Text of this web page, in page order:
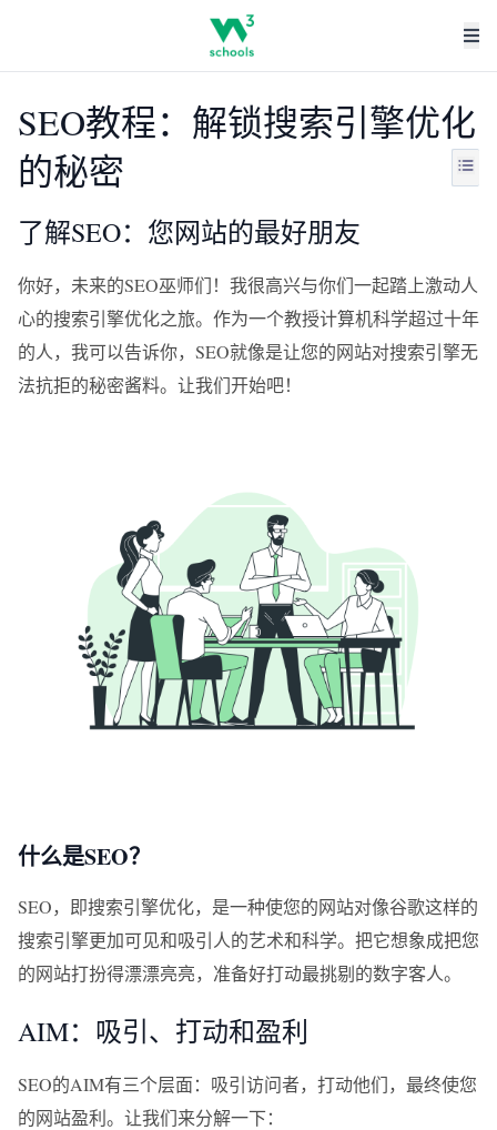
SEO教程：解锁搜索引擎优化
的秘密
了解SEO：您网站的最好朋友
你好，未来的SEO巫师们！我很高兴与你们一起踏上激动人
心的搜索引擎优化之旅。作为一个教授计算机科学超过十年
的人，我可以告诉你，SEO就像是让您的网站对搜索引擎无
法抗拒的秘密酱料。让我们开始吧！
什么是SEO？
SEO，即搜索引擎优化，是一种使您的网站对像谷歌这样的
搜索引擎更加可见和吸引人的艺术和科学。把它想象成把您
的网站打扮得漂漂亮亮，准备好打动最挑剔的数字客人。
AIM：吸引、打动和盈利
SEO的AIM有三个层面：吸引访问者，打动他们，最终使您
的网站盈利。让我们来分解一下：